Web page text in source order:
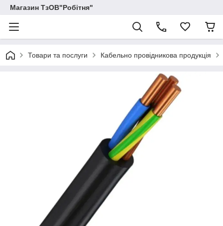
Магазин ТзОВ"Робітня"
Товари та послуги Кабельно провідникова продукція